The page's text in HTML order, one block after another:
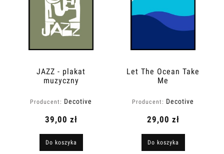
JAZZ - plakat
muzyczny
Producent: Decotive
39,00 zł
Do koszyka
Let The Ocean Take
Me
Producent: Decotive
29,00 zł
Do koszyka